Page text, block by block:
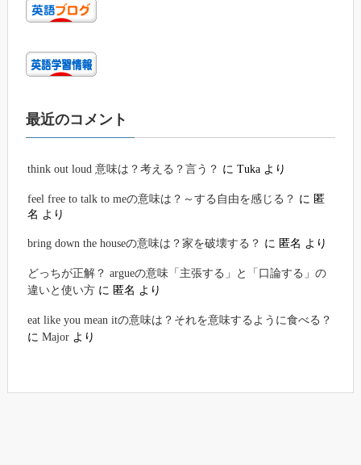
最近のコメント
think out loud 意味は？考える？言う？ にTuka より
feel free to talk to meの意味は？～する自由を感じる？ に 匿
名 より
bring down the houseの意味は？家を破壊する？ に 匿名 より
どっちが正解？ argueの意味「主張する」と「口論する」の
違いと使い方 に 匿名 より
eat like you mean itの意味は？それを意味するように食べる？
にMajor より